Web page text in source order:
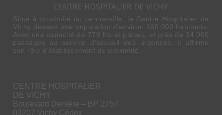
Situé à proximité du centre-ville, le Centre Hospitalier de
Vichy dessert une population d’environ 160 000 habitants.
Avec une capacité de 779 lits et places, et près de 34 000
passages au service d’accueil des urgences, il affirme
son rôle d’établissement de proximité.
CENTRE HOSPITALIER
DE VICHY
Boulevard Denière – BP 2757
03207 Vichy Cédex